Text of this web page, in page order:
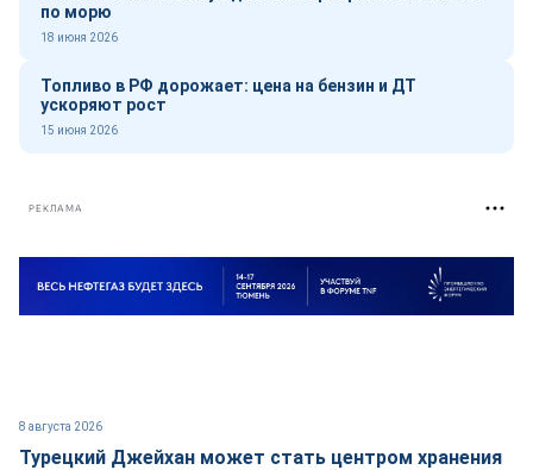
по морю
18 июня 2026
Топливо в РФ дорожает: цена на бензин и ДТ
ускоряют рост
15 июня 2026
РЕКЛАМА
8 августа 2026
Турецкий Джейхан может стать центром хранения